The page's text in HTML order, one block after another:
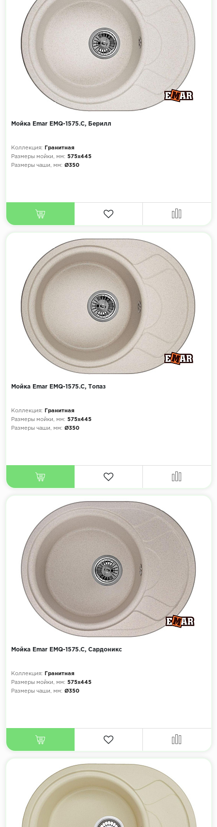
Мойка Emar EMQ-1575.C, Берилл
Коллекция:
Гранитная
Размеры мойки, мм: 575х445
Размеры чаши, мм: Ø350
Мойка Emar EMQ-1575.C, Топаз
Коллекция:
Гранитная
Размеры мойки, мм: 575х445
Размеры чаши, мм: Ø350
Мойка Emar EMQ-1575.C, Сардоникс
Коллекция:
Гранитная
Размеры мойки, мм: 575х445
Размеры чаши, мм: Ø350